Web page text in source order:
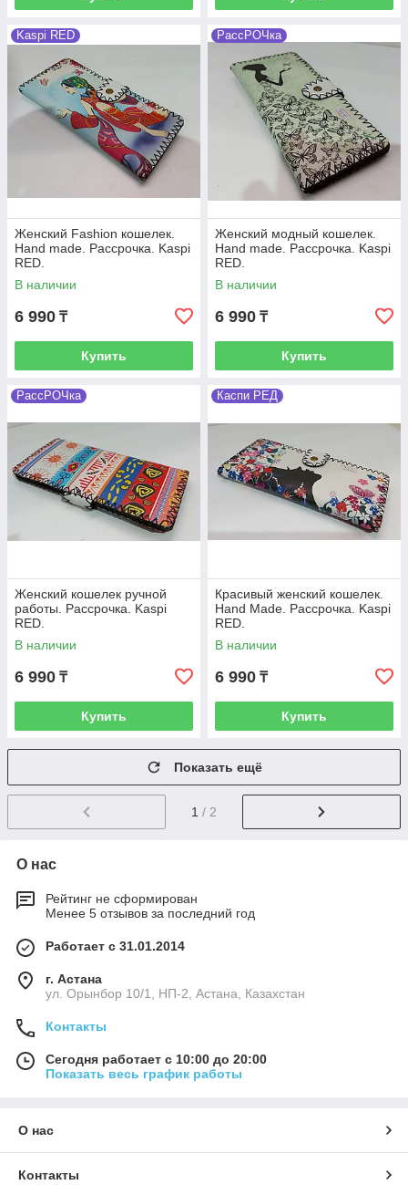
Kaspi RED
Женский Fashion кошелек.
Hand made. Рассрочка. Kaspi
RED.
В наличии
6 990 ₸
Купить
РассРОЧка
Женский модный кошелек.
Hand made. Рассрочка. Kaspi
RED.
В наличии
6 990 ₸
Купить
РассРОЧка
Женский кошелек ручной
работы. Рассрочка. Kaspi
RED.
В наличии
6 990 ₸
Купить
Каспи РЕД
Красивый женский кошелек.
Hand Made. Рассрочка. Kaspi
RED.
В наличии
6 990 ₸
Купить
Показать ещё
1 / 2
О нас
Рейтинг не сформирован
Менее 5 отзывов за последний год
Работает с 31.01.2014
г. Астана
ул. Орынбор 10/1, НП-2, Астана, Казахстан
Контакты
Сегодня работает с 10:00 до 20:00
Показать весь график работы
О нас
Контакты